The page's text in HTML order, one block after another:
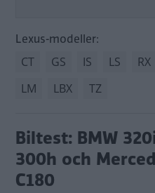
Lexus-modeller:
CT GS IS LS RX
LM
LBX TZ
Biltest: BMW
300h och
C180